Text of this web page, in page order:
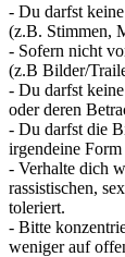
- Du darfst
(z.B. Stimmen,
- Sofern nicht
(z.B Bilder/
- Du darfst
oder deren
- Du darfst die
irgendeine
- Verhalte dich
rassistischen,
toleriert.
- Bitte
weniger auf